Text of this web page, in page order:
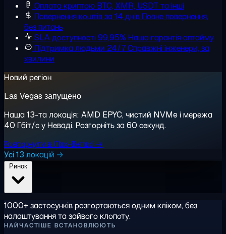
Оплата криптою BTC, XMR, USDT та інші
Повернення коштів за 14 днів Повне повернення,
без питань
SLA доступності 99,95% Наша гарантія аптайму
Підтримка людьми 24/7Справжні інженери, за
хвилини
Новий регіон
Las Vegas запущено
Наша 13-та локація: AMD EPYC, чистий NVMe і мережа
40 Гбіт/с у Неваді. Розгорніть за 60 секунд.
Розгорнути в Лас-Вегасі →
Усі 13 локацій →
1000+ застосунків розгортаються одним кліком, без
налаштування та зайвого клопоту.
НАЙЧАСТІШЕ ВСТАНОВЛЮЮТЬ